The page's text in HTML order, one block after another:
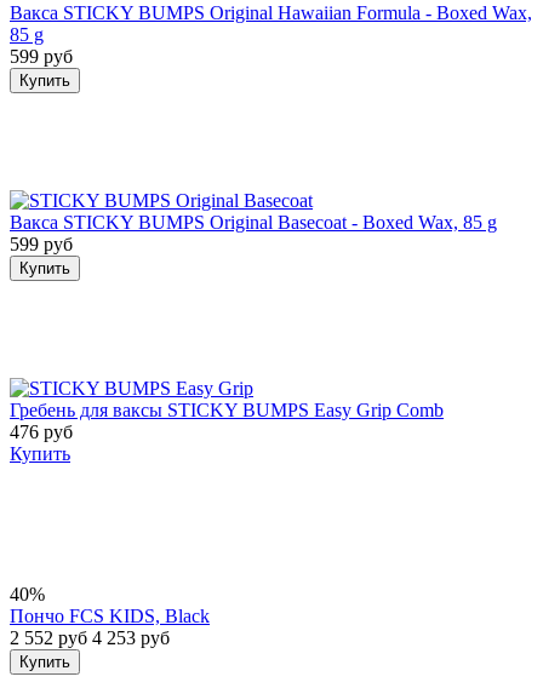
Вакса STICKY BUMPS Original Hawaiian Formula - Boxed Wax,
85 g
599 руб
Купить
Вакса STICKY BUMPS Original Basecoat - Boxed Wax, 85 g
599 руб
Купить
Гребень для ваксы STICKY BUMPS Easy Grip Comb
476 руб
Купить
40%
Пончо FCS KIDS, Black
2 552 руб 4 253 руб
Купить